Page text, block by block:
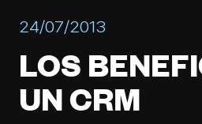
24/07/2013
LOS
UN CRM